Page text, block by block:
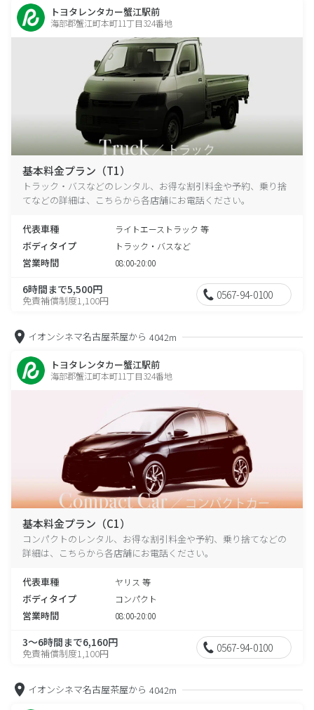
トヨタレンタカー蟹江駅前
海部郡蟹江町本町11丁目324番地
基本料金プラン（T1）
トラック・バスなどのレンタル、お得な割引料金や予約、乗り捨
てなどの詳細は、こちらから各店舗にお電話ください。
代表車種 ライトエーストラック 等
ボディタイプ トラック・バスなど
営業時間 08:00-20:00
6時間まで5,500円
免責補償制度1,100円 0567-94-0100
イオンシネマ名古屋茶屋から 4042m
トヨタレンタカー蟹江駅前
海部郡蟹江町本町11丁目324番地
基本料金プラン（C1）
コンパクトのレンタル、お得な割引料金や予約、乗り捨てなどの
詳細は、こちらから各店舗にお電話ください。
代表車種 ヤリス 等
ボディタイプ コンパクト
営業時間 08:00-20:00
3～6時間まで6,160円
免責補償制度1,100円 0567-94-0100
イオンシネマ名古屋茶屋から 4042m